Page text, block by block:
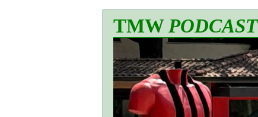
TMWPODCAST